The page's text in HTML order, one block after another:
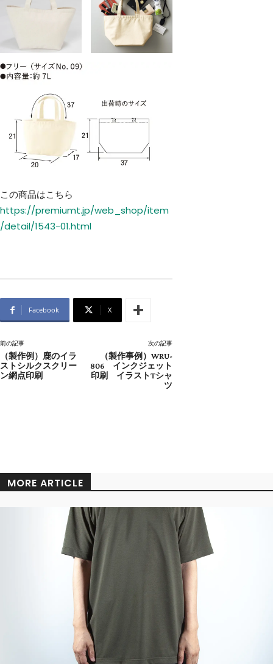
この商品はこちら
https://premiumt.jp/web_shop/item
/detail/1543-01.html
Facebook X
前の記事
（製作例）鹿のイラ
ストシルクスクリー
ン網点印刷
次の記事
（製作事例）WRU-
806 インクジェット
印刷 イラストTシャ
ツ
MORE ARTICLE